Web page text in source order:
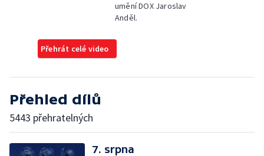
umění DOX Jaroslav
Anděl.
Přehrát celé video
Přehled dílů
5443 přehratelných
7. srpna